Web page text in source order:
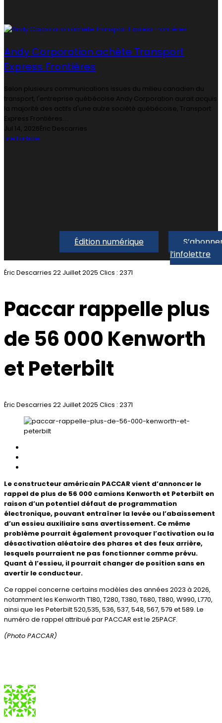
Andy Corporation achète Transport
Express Frontières
Selon plusieurs communications issues du milieu canadien du
transport, l'entreprise québécoise Andy Corporation aurait acquis
la majorité des actifs d'une autre société québécoise, Transport
Express Frontières....
Jul 14, 2026Éric Descarries
Lire l'article
Édition numérique
l’infolettre
Éric Descarries 22 Juillet 2025 Clics : 2371
Paccar rappelle plus
de 56 000 Kenworth
et Peterbilt
Éric Descarries 22 Juillet 2025 Clics : 2371
Le constructeur américain PACCAR vient d’annoncer le
rappel de plus de 56 000 camions Kenworth et Peterbilt en
raison d’un potentiel défaut de programmation
électronique, pouvant entraîner la levée ou l’abaissement
d’un essieu auxiliaire sans avertissement. Ce même
problème pourrait également provoquer l’activation ou la
désactivation aléatoire des phares et des feux arrière,
lesquels pourraient ne pas fonctionner comme prévu.
Quant à l’essieu, il pourrait changer de position sans en
avertir le conducteur.
Ce rappel concerne certains modèles des années 2023 à 2026,
notamment les Kenworth T180, T280, T380, T680, T880, W990, L770,
ainsi que les Peterbilt 520,535, 536, 537, 548, 567, 579 et 589. Le
numéro de rappel attribué par PACCAR est le 25PACF.
(Photo PACCAR)